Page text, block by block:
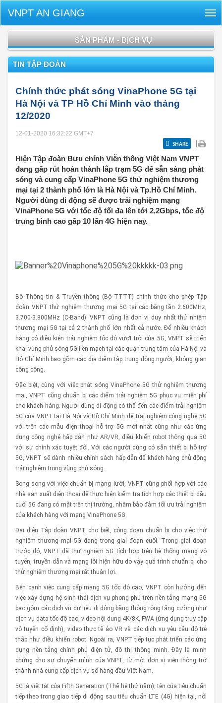
VNPT AN GIANG
SẢN PHẨM - DỊCH VỤ
TIN TẬP ĐOÀN
Chính thức phát sóng VinaPhone 5G tại
Hà Nội và TP Hồ Chí Minh vào tháng
12/2020
12-01-2020 16:32:22 GMT+7
SHARE
|
Hiện Tập đoàn Bưu chính Viễn thông Việt Nam VNPT
đang gấp rút hoàn thành lắp trạm 5G để sẵn sàng phát
sóng và cung cấp VinaPhone 5G thử nghiệm thương
mại tại 2 thành phố lớn là Hà Nội và Tp.Hồ Chí Minh.
Người dùng di động sẽ được trải nghiệm mạng
VinaPhone 5G với tốc độ tối đa lên tới 2,2Gbps, tốc độ
trung bình cao gấp 10 lần 4G hiện nay.
Bộ Thông tin & Truyền thông (Bộ TTTT) chính thức cho phép Tập
đoàn VNPT thử nghiệm thương mại 5G tại các băng tần 2.600MHz,
3.700-3.800MHz (C-Band). VNPT cũng là đơn vị duy nhất thử nhiệm
thương mại 5G tại cả 2 thành phố lớn nhất cả nước. Để nhiều khách
hàng có điều kiện trải nghiệm tốc độ vượt trội của 5G, VNPT sẽ triển
khai vùng phủ sóng 5G liền mạch tại các quận trung tâm của Hà Nội và
Hồ Chí Minh bao gồm các địa điểm tập trung đông người, không gian
công cộng.
Đặc biệt, cùng với việc phát sóng VinaPhone 5G thử nghiệm thương
mại, VNPT cũng chuẩn bị các điểm trải nghiệm 5G phục vụ miễn phí
cho khách hàng. Người dùng di động có thể đến các điểm trải nghiệm
5G của VNPT tại Hà Nội và Hồ Chí Minh để trải nghiệm công nghệ 5G
với trên các mẫu điện thoại hỗ trợ 5G mới nhất cũng như các ứng
dụng công nghệ hấp dẫn như AR/VR, điều khiển robot thông qua 5G
với sự chính xác tuyệt đối. Với các người dùng có sẵn thiết bị hỗ trợ
5G, VNPT sẽ dành nhiều chính sách hấp dẫn để khách hàng chủ động
trải nghiệm trong vùng phủ sóng.
Song song với việc chuẩn bị mạng lưới, VNPT cũng phối hợp với các
nhà sản xuất điện thoại để thực hiện kiểm tra tích hợp các thiết bị đầu
cuối 5G đang có mặt trên thị trường, nhằm bảo đảm tối ưu trải nghiệm
của khách hàng với mạng VinaPhone 5G.
Đại diện Tập đoàn VNPT cho biết, công đoạn chuẩn bị cho việc thử
nghiệm thương mại 5G đang trong giai đoạn cuối. Trong giai đoạn
trước đó, VNPT đã thử nghiệm 5G tích hợp trên hệ thống mạng vô
tuyến, truyền dẫn và mạng lõi hiện hữu do vậy quá trình chuẩn bị cho
thử nghiệm thương mại rất thuận lợi.
Bên cạnh việc cung cấp mạng 5G tốc độ cao, VNPT còn hướng đến
việc xây dựng hệ sinh thái dịch vụ phong phú trên nền tảng mạng 5G
bao gồm các dịch vụ dữ liệụ di động băng thông rộng tăng cường như
dịch vụ data tốc độ cao, video nội dung 4K/8K, FWA (ứng dụng truy cập
vô tuyến cố định), video thực tế ảo VR và các dịch vụ yêu cầu độ trễ
thấp như điều khiển robot. Ngoài ra, VNPT tiếp tục phát triển các ứng
dụng nền tảng chính phủ điện tử, đô thị thông minh. Đây là minh
chứng cho sự chuyển mình của VNPT, từ một đơn vị viễn thông trở
thành nhà cung cấp dịch vụ số hàng đầu Việt Nam.
5G là viết tắt của Fifth Generation (Thế hệ thứ năm), tên của tiêu chuẩn
tiếp theo trong giao tiếp di động sau tiêu chuẩn LTE (4G) hiện tại, nối